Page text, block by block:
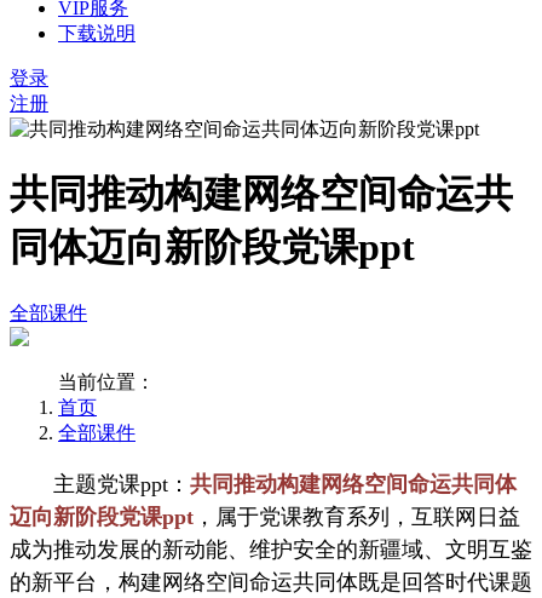
VIP服务
下载说明
登录
注册
共同推动构建网络空间命运共
同体迈向新阶段党课ppt
全部课件
当前位置：
首页
全部课件
主题党课ppt： 共同推动构建网络空间命运共同体
迈向新阶段党课ppt ，属于党课教育系列，互联网日益
成为推动发展的新动能、维护安全的新疆域、文明互鉴
的新平台，构建网络空间命运共同体既是回答时代课题